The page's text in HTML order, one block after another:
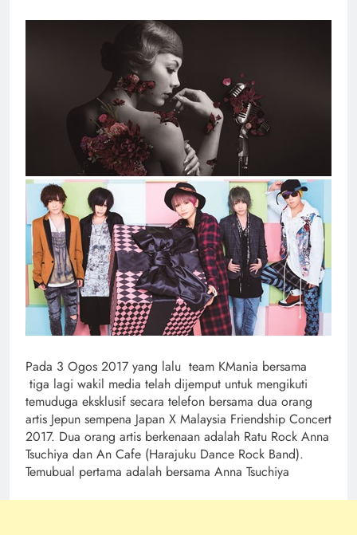
Pada 3 Ogos 2017 yang lalu team KMania bersama
tiga lagi wakil media telah dijemput untuk mengikuti
temuduga eksklusif secara telefon bersama dua orang
artis Jepun sempena Japan X Malaysia Friendship Concert
2017. Dua orang artis berkenaan adalah Ratu Rock Anna
Tsuchiya dan An Cafe (Harajuku Dance Rock Band).
Temubual pertama adalah bersama Anna Tsuchiya